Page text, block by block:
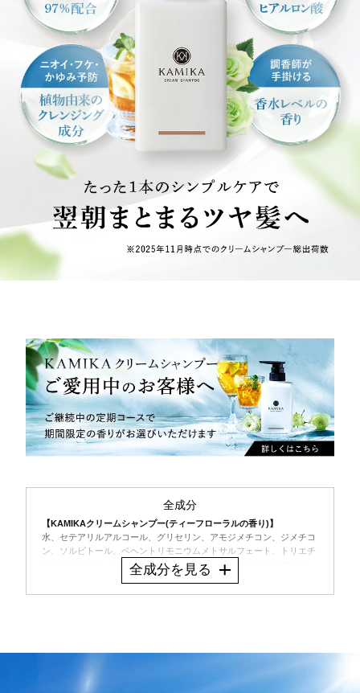
んでいただけたら嬉しいです。
全成分
【KAMIKAクリームシャンプー(ティーフローラルの香り)】
水、セテアリルアルコール、グリセリン、アモジメチコン、ジメチコ
ン、ソルビトール、ベヘントリモニウムメトサルフェート、トリエチ
ルヘキサノイン、セタノール、香料、ベヘントリモニウムクロリド、
ＰＰＧ－３カプリリルエーテル、加水分解ヒアルロン酸、加水分解ヒ
塩、ハチミツ、ヒマワリ種子油、アルガニアスピノサ核油、イソステ
アリン酸水添ヒマシ油、スクワラン、メドウフォーム－δ－ラクト
全成分を見る